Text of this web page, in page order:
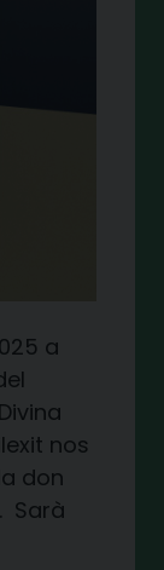
a
nos
don
Sarà